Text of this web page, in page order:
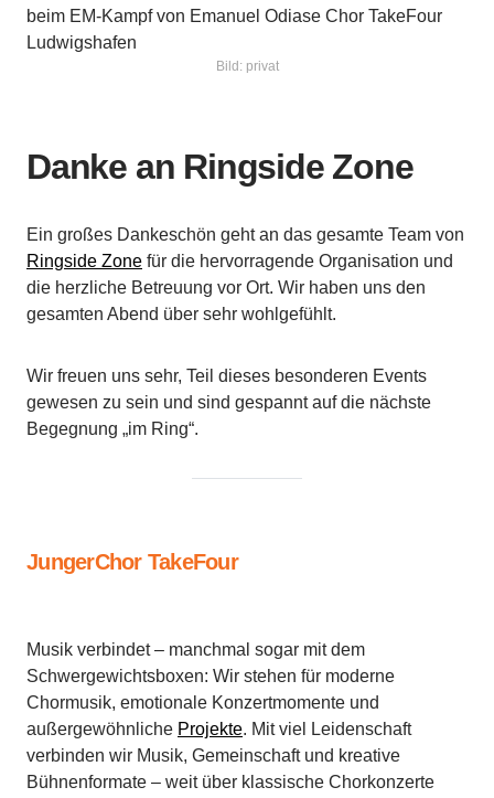
Bild: privat
Danke an Ringside Zone
Ein großes Dankeschön geht an das gesamte Team von
Ringside Zone für die hervorragende Organisation und
die herzliche Betreuung vor Ort. Wir haben uns den
gesamten Abend über sehr wohlgefühlt.
Wir freuen uns sehr, Teil dieses besonderen Events
gewesen zu sein und sind gespannt auf die nächste
Begegnung „im Ring“.
JungerChor TakeFour
Musik verbindet – manchmal sogar mit dem
Schwergewichtsboxen: Wir stehen für moderne
Chormusik, emotionale Konzertmomente und
außergewöhnliche Projekte. Mit viel Leidenschaft
verbinden wir Musik, Gemeinschaft und kreative
Bühnenformate – weit über klassische Chorkonzerte